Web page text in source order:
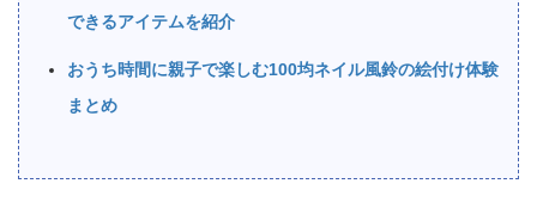
できるアイテムを紹介
おうち時間に親子で楽しむ100均ネイル風鈴の絵付け体験
まとめ